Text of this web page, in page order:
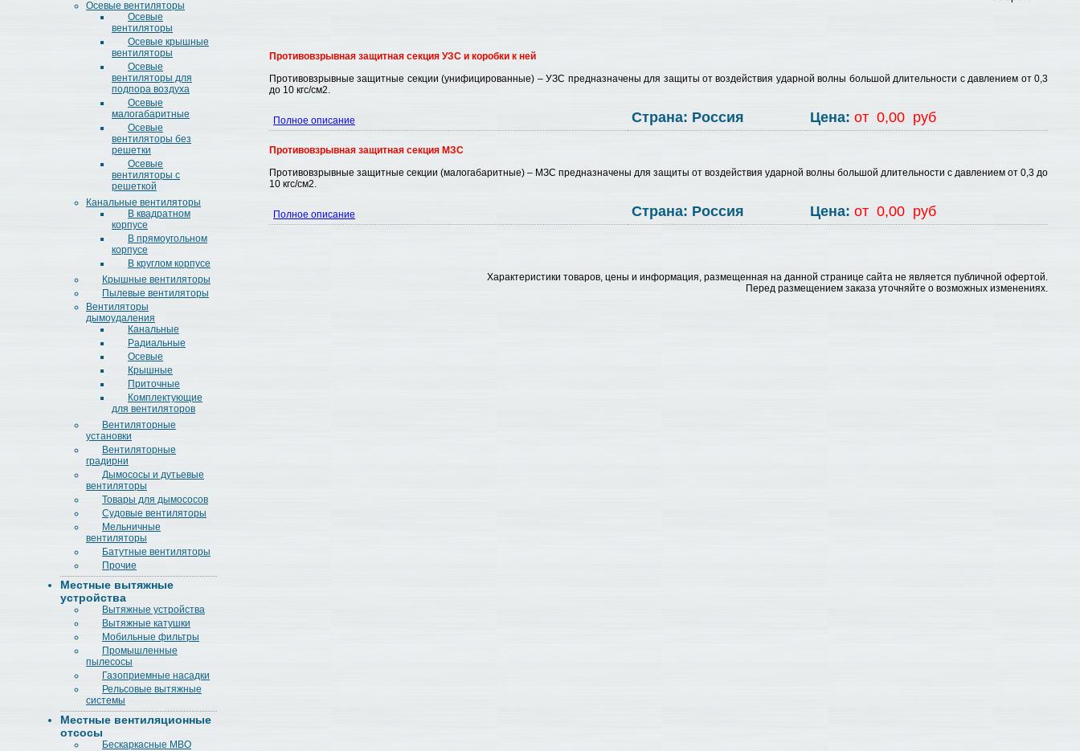
Осевые вентиляторы
Осевые
вентиляторы
Осевые крышные
вентиляторы
Осевые
вентиляторы для
подпора воздуха
Осевые
малогабаритные
Осевые
вентиляторы без
решетки
Осевые
вентиляторы с
решеткой
Канальные вентиляторы
В квадратном
корпусе
В прямоугольном
корпусе
В круглом корпусе
Крышные вентиляторы
Пылевые вентиляторы
Вентиляторы
дымоудаления
Канальные
Радиальные
Осевые
Крышные
Приточные
Комплектующие
для вентиляторов
Вентиляторные
установки
Вентиляторные
градирни
Дымососы и дутьевые
вентиляторы
Товары для дымососов
Судовые вентиляторы
Мельничные
вентиляторы
Батутные вентиляторы
Прочие
Местные вытяжные
устройства
Вытяжные устройства
Вытяжные катушки
Мобильные фильтры
Промышленные
пылесосы
Газоприемные насадки
Рельсовые вытяжные
системы
Местные вентиляционные
отсосы
Бескаркасные МВО
Противовзрывная защитная секция УЗС и коробки к ней
Противовзрывные защитные секции (унифицированные) – УЗС предназначены для защиты от воздействия ударной волны большой длительности с давлением от 0,3
до 10 кгс/см2.
Полное описание Страна: Россия Цена: от 0,00 руб
Противовзрывная защитная секция МЗС
Противовзрывные защитные секции (малогабаритные) – МЗС предназначены для защиты от воздействия ударной волны большой длительности с давлением от 0,3 до
10 кгс/см2.
Полное описание Страна: Россия Цена: от 0,00 руб
Характеристики товаров, цены и информация, размещенная на данной странице сайта не является публичной офертой.
Перед размещением заказа уточняйте о возможных изменениях.